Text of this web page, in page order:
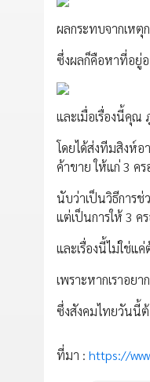
ผลกระทบจากเหตุ
ซึ่งผลก็คือหาที่อยู่
และเมื่อเรื่องนี้คุณ
โดยได้ส่งทีมสิงห์
ค้าขาย ให้แก่ 3 ค
นับว่าเป็นวิธีการช่
แต่เป็นการให้ 3 ค
และเรื่องนี้ไม่ใช่แ
เพราะหากเราอย
ซึ่งสังคมไทยวันนี้
ที่มา : https://